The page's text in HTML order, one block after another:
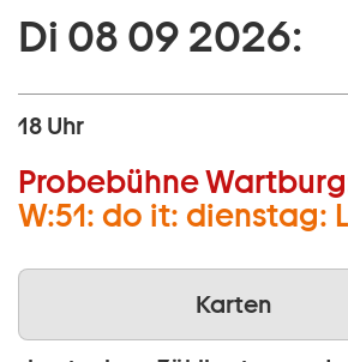
Di 08 09 2026:
18 Uhr
Probebühne
W:51: do it: dienstag:
Karten